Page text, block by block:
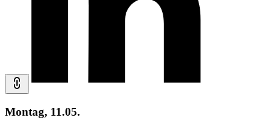
Montag, 11.05.